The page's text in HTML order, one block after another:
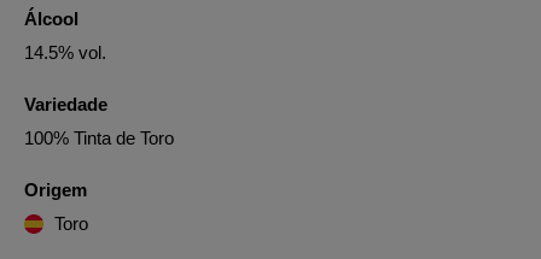
Álcool
14.5% vol.
Variedade
100% Tinta de Toro
Origem
Toro